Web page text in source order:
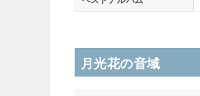
月光花の音域